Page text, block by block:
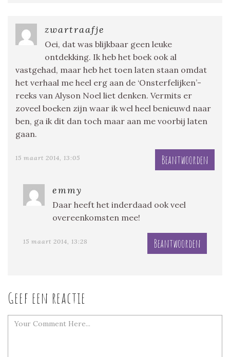
zwartraafje
Oei, dat was blijkbaar geen leuke
ontdekking. Ik heb het boek ook al
vastgehad, maar heb het toen laten staan omdat
het verhaal me heel erg aan de ‘Onsterfelijken’-
reeks van Alyson Noel liet denken. Vermits er
zoveel boeken zijn waar ik wel heel benieuwd naar
ben, ga ik dit dan toch maar aan me voorbij laten
gaan.
15 maart 2014, 13:05 Beantwoorden
emmy
Daar heeft het inderdaad ook veel
overeenkomsten mee!
15 maart 2014, 13:28 Beantwoorden
Geef een reactie